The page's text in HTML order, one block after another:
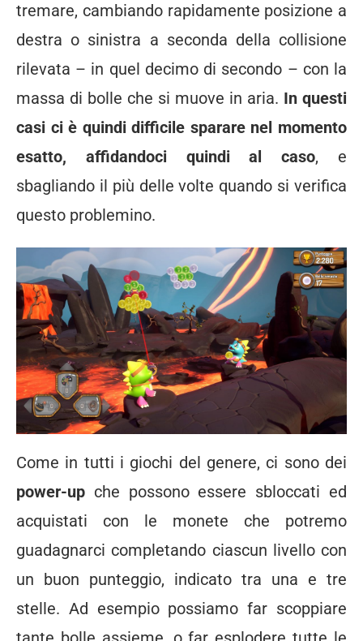
tremare, cambiando rapidamente posizione a
destra o sinistra a seconda della collisione
rilevata – in quel decimo di secondo – con la
massa di bolle che si muove in aria. In questi
casi ci è quindi difficile sparare nel momento
esatto, affidandoci quindi al caso, e
sbagliando il più delle volte quando si verifica
questo problemino.
Come in tutti i giochi del genere, ci sono dei
power-up che possono essere sbloccati ed
acquistati con le monete che potremo
guadagnarci completando ciascun livello con
un buon punteggio, indicato tra una e tre
stelle. Ad esempio possiamo far scoppiare